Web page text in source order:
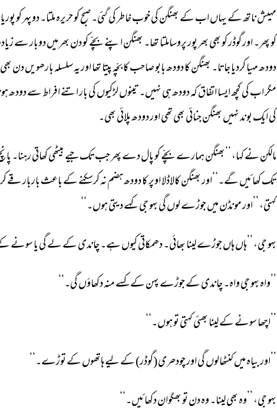
مہیش ناتھ کے یہاں اب کے بھنگن کی خوب خاطر کی گئی۔ صبح کو حریرہ ملتا۔ دوپہر کو پوریا
کو پھر۔ اور گوڈر کو بھی بھر پور پروساملتا تھا۔ بھنگن اپنے بچّے کو دن بھر میں دوبار سے
دودھ مہیا کردیا جاتا۔ بھنگن کا دودھ بابو صاحب کا بچّہ پیتا تھا اور یہ سلسلہ بارھویں دن بھی
مگر اب کی کچھ ایسا اتفاق کہ دودھ ہی نہیں۔ تینوں لڑکیوں کی بار اتنے افراط سے دودھ
کی ایک بوند نہیں بھنگن جنائی بھی تھی اور دودھ پلائی بھی۔
مالکن نے کہا، ’’بھنگن ہمارے بچّے کو پال دے پھر جب تک جیے بیٹھی کھاتی رہنا۔
تک کھائیں گے۔‘‘اور بھنگن کالاڈلا اوپر کا دودھ ہضم نہ کرسکنے کے باعث باربار قے
کہتی، ’’اور مونڈن میں جوڑے لوں گی بہو جی کہے دیتی ہوں۔‘‘
بہو جی، ’’ہاں ہاں جوڑے لینا بھائی۔ دھمکاتی کیوں ہے۔ چاندی کے لے گی یا سونے
’’واہ بہو جی واہ۔ چاندی کے جوڑے پہن کے کسے منہ دکھاؤں گی۔‘‘
’’اچھا سونے کے لینا بھئی کہتی تو ہوں۔‘‘
’’اور بیاہ میں کنٹھالوں گی اور چودھری (گوڈر) کے لیے ہاتھوں کے توڑے۔‘‘
بہو جی، ’’وہ بھی لینا۔ وہ دن تو بھگوان دکھائیں۔‘‘